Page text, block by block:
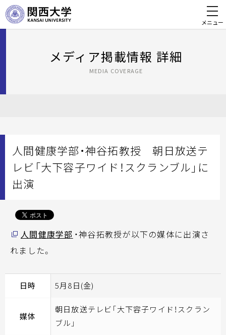
メニュー
メディア掲載情報 詳細
MEDIA COVERAGE
人間健康学部・神谷拓教授 朝日放送テ
レビ「大下容子ワイド！スクランブル」に
出演
人間健康学部 ・神谷拓教授が以下の媒体に出演さ
れました。
日時 5月8日(金)
媒体
朝日放送テレビ「大下容子ワイド！スクラン
ブル」